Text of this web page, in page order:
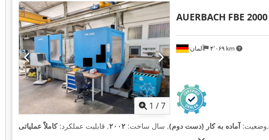
1 /7
آلمان ۴٬۰۶۹ km
AUERBACH FBE 2000
وضعیت:آماده به کار (دست دوم), سال ساخت: ۲۰۰۲, قابلیت عملکرد:کاملاً عملیاتی ,